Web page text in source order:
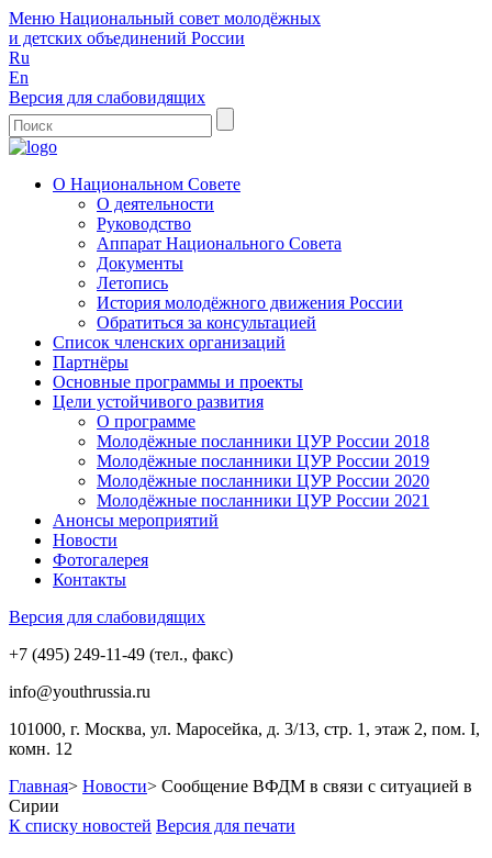
Меню Национальный совет молодёжных
и детских объединений России
Ru
En
Версия для слабовидящих
О Национальном Совете
О деятельности
Руководство
Аппарат Национального Совета
Документы
Летопись
История молодёжного движения России
Обратиться за консультацией
Список членских организаций
Партнёры
Основные программы и проекты
Цели устойчивого развития
О программе
Молодёжные посланники ЦУР России 2018
Молодёжные посланники ЦУР России 2019
Молодёжные посланники ЦУР России 2020
Молодёжные посланники ЦУР России 2021
Анонсы мероприятий
Новости
Фотогалерея
Контакты
Версия для слабовидящих
+7 (495) 249-11-49 (тел., факс)
info@youthrussia.ru
101000, г. Москва, ул. Маросейка, д. 3/13, стр. 1, этаж 2, пом. I,
комн. 12
Главная> Новости> Сообщение ВФДМ в связи с ситуацией в
Сирии
К списку новостей Версия для печати